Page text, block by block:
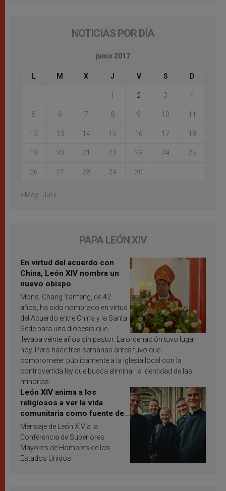
NOTICIAS POR DÍA
junio 2017
L M X J V S D
1 2 3 4
5 6 7 8 9 10 11
12 13 14 15 16 17 18
19 20 21 22 23 24 25
26 27 28 29 30
« May Jul »
PAPA LEÓN XIV
En virtud del acuerdo con
China, León XIV nombra un
nuevo obispo
Mons. Chang Yanfeng, de 42
años, ha sido nombrado en virtud
del Acuerdo entre China y la Santa
Sede para una diócesis que
llevaba veinte años sin pastor. La ordenación tuvo lugar
hoy. Pero hace tres semanas antes tuvo que
comprometer públicamente a la Iglesia local con la
controvertida ley que busca eliminar la identidad de las
minorías.
León XIV anima a los
religiosos a ver la vida
comunitaria como fuente de
inspiración y santificación
Mensaje de León XIV a la
Conferencia de Superiores
Mayores de Hombres de los
Estados Unidos